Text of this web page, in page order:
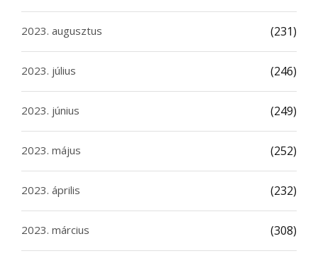
2023. augusztus (231)
2023. július (246)
2023. június (249)
2023. május (252)
2023. április (232)
2023. március (308)